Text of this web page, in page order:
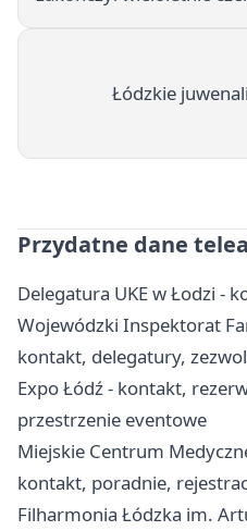
Łódzkie
Przydatne dane
Delegatura UKE w Łodzi -
Wojewódzki Inspektorat
kontakt, delegatury,
Expo Łódź - kontakt,
przestrzenie eventowe
Miejskie Centrum
kontakt, poradnie,
Filharmonia Łódzka im.